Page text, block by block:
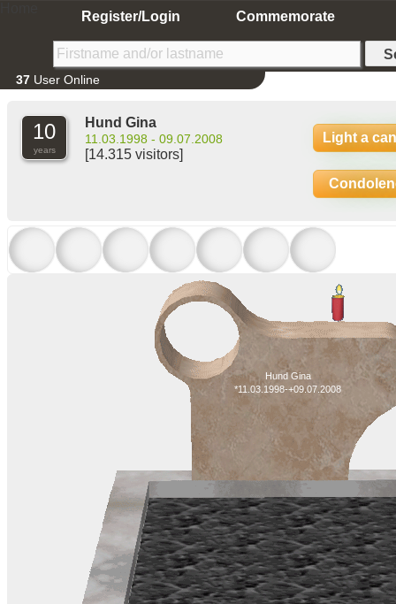
Register/Login Commemorate
37 User Online
10
years
Hund Gina
11.03.1998 - 09.07.2008
[14.315 visitors]
Light a
Hund Gina
*11.03.1998-+09.07.2008